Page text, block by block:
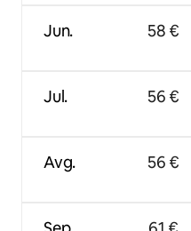
Jun.
Jul.
Avg.
58 €
56 €
56 €